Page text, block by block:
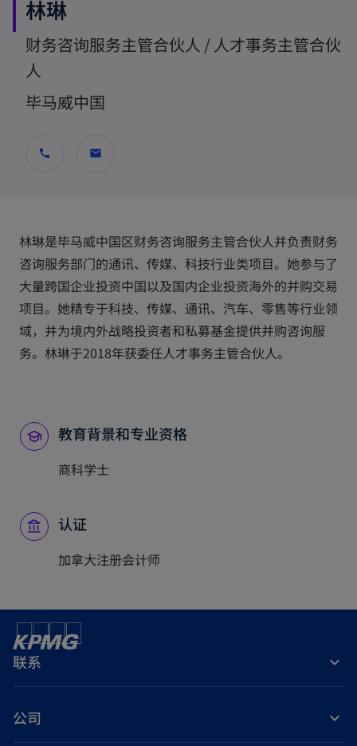
林琳
财务咨询服务主管合伙人 / 人才事务主管合伙
人
毕马威中国
call mail
林琳是毕马威中国区财务咨询服务主管合伙人并负责财务
咨询服务部门的通讯、传媒、科技行业类项目。她参与了
大量跨国企业投资中国以及国内企业投资海外的并购交易
项目。她精专于科技、传媒、通讯、汽车、零售等行业领
域，并为境内外战略投资者和私募基金提供并购咨询服
务。林琳于2018年获委任人才事务主管合伙人。
教育背景和专业资格
商科学士
认证
加拿大注册会计师
联系
公司